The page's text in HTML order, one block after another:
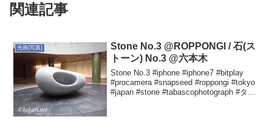
関連記事
光画(写真)
Stone No.3 @ROPPONGI / 石(ス
トーン) No.3 @六本木
Stone No.3 #iphone #iphone7 #bitplay
#procamera #snapseed #roppongi #tokyo
#japan #stone #tabascophotograph #タバ